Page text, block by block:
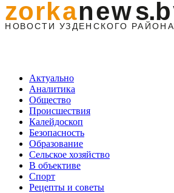
Актуально
Аналитика
Общество
Происшествия
Калейдоскоп
Безопасность
Образование
Сельское хозяйство
В объективе
Спорт
Рецепты и советы